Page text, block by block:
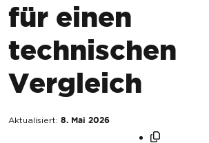
für einen
technischen
Vergleich
Aktualisiert: 8. Mai 2026